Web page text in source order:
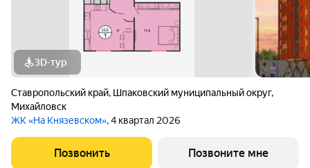
3D-тур
Ставропольский край, Шпаковский муниципальный округ,
Михайловск
ЖК «На Князевском», 4 квартал 2026
Позвонить Позвоните мне